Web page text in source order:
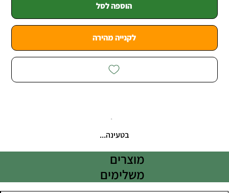
הוספה לסל
לקנייה מהירה
בטעינה...
מוצרים
משלימים